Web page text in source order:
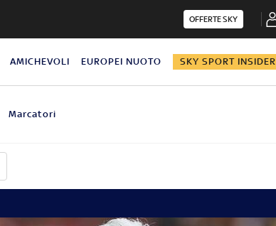
OFFERTE SKY
AMICHEVOLI EUROPEI NUOTO SKY SPORT INSIDER
Marcatori